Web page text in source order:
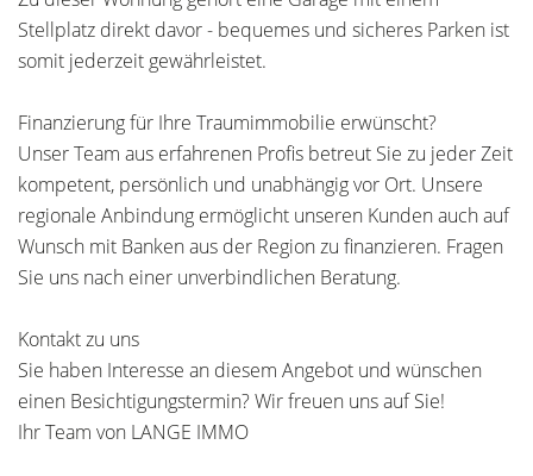
Stellplatz direkt davor - bequemes und sicheres Parken ist
somit jederzeit gewährleistet.
Finanzierung für Ihre Traumimmobilie erwünscht?
Unser Team aus erfahrenen Profis betreut Sie zu jeder Zeit
kompetent, persönlich und unabhängig vor Ort. Unsere
regionale Anbindung ermöglicht unseren Kunden auch auf
Wunsch mit Banken aus der Region zu finanzieren. Fragen
Sie uns nach einer unverbindlichen Beratung.
Kontakt zu uns
Sie haben Interesse an diesem Angebot und wünschen
einen Besichtigungstermin? Wir freuen uns auf Sie!
Ihr Team von LANGE IMMO